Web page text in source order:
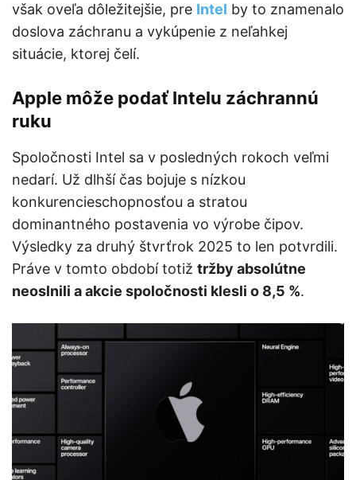
však oveľa dôležitejšie, pre Intel by to znamenalo
doslova záchranu a vykúpenie z neľahkej
situácie, ktorej čelí.
Apple môže podať Intelu záchrannú
ruku
Spoločnosti Intel sa v posledných rokoch veľmi
nedarí. Už dlhší čas bojuje s nízkou
konkurencieschopnosťou a stratou
dominantného postavenia vo výrobe čipov.
Výsledky za druhý štvrťrok 2025 to len potvrdili.
Práve v tomto období totiž tržby absolútne
neoslnili a akcie spoločnosti klesli o 8,5 %.